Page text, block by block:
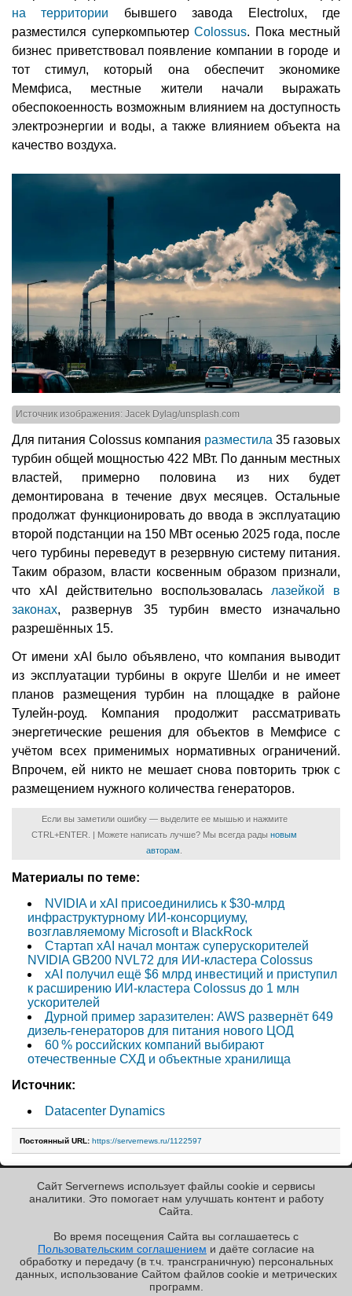
✖
на территории бывшего завода Electrolux, где
разместился суперкомпьютер Colossus. Пока местный
бизнес приветствовал появление компании в городе и
тот стимул, который она обеспечит экономике
Мемфиса, местные жители начали выражать
обеспокоенность возможным влиянием на доступность
электроэнергии и воды, а также влиянием объекта на
качество воздуха.
Источник изображения: Jacek Dylag/unsplash.com
Для питания Colossus компания разместила 35 газовых
турбин общей мощностью 422 МВт. По данным местных
властей, примерно половина из них будет
демонтирована в течение двух месяцев. Остальные
продолжат функционировать до ввода в эксплуатацию
второй подстанции на 150 МВт осенью 2025 года, после
чего турбины переведут в резервную систему питания.
Таким образом, власти косвенным образом признали,
что xAI действительно воспользовалась лазейкой в
законах, развернув 35 турбин вместо изначально
разрешённых 15.
От имени xAI было объявлено, что компания выводит
из эксплуатации турбины в округе Шелби и не имеет
планов размещения турбин на площадке в районе
Тулейн-роуд. Компания продолжит рассматривать
энергетические решения для объектов в Мемфисе с
учётом всех применимых нормативных ограничений.
Впрочем, ей никто не мешает снова повторить трюк с
размещением нужного количества генераторов.
Если вы заметили ошибку — выделите ее мышью и нажмите
CTRL+ENTER. | Можете написать лучше? Мы всегда рады новым
авторам
Материалы по теме:
NVIDIA и xAI присоединились к $30-млрд
инфраструктурному ИИ-консорциуму,
возглавляемому Microsoft и BlackRock
Стартап xAI начал монтаж суперускорителей
NVIDIA GB200 NVL72 для ИИ-кластера Colossus
xAI получил ещё $6 млрд инвестиций и приступил
к расширению ИИ-кластера Colossus до 1 млн
ускорителей
Дурной пример заразителен: AWS развернёт 649
дизель-генераторов для питания нового ЦОД
60 % российских компаний выбирают
отечественные СХД и объектные хранилища
Источник:
Datacenter Dynamics
Постоянный URL: https://servernews.ru/1122597
« Назад к ленте
Copyright ©2010-2026
Servernews.Пользовательское
соглашение
Сайт Servernews использует файлы cookie и сервисы
аналитики. Это помогает нам улучшать контент и работу
Cайта.
Во время посещения Cайта вы соглашаетесь с
Пользовательским соглашением и даёте согласие на
обработку и передачу (в т.ч. трансграничную) персональных
данных, использование Cайтом файлов cookie и метрических
программ.